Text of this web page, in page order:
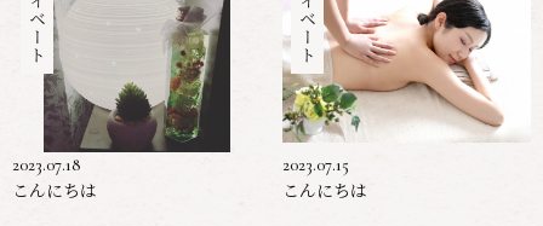
2023.07.18
こんにちは
2023.07.15
こんにちは